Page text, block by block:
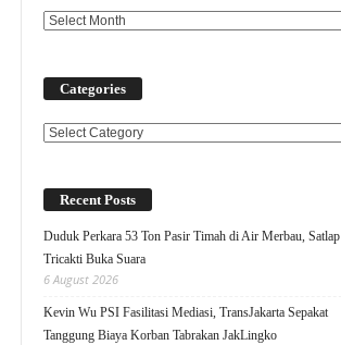
Categories
Categories
Recent Posts
Duduk Perkara 53 Ton Pasir Timah di Air Merbau, Satlap
Tricakti Buka Suara
6 August 2026
Kevin Wu PSI Fasilitasi Mediasi, TransJakarta Sepakat
Tanggung Biaya Korban Tabrakan JakLingko